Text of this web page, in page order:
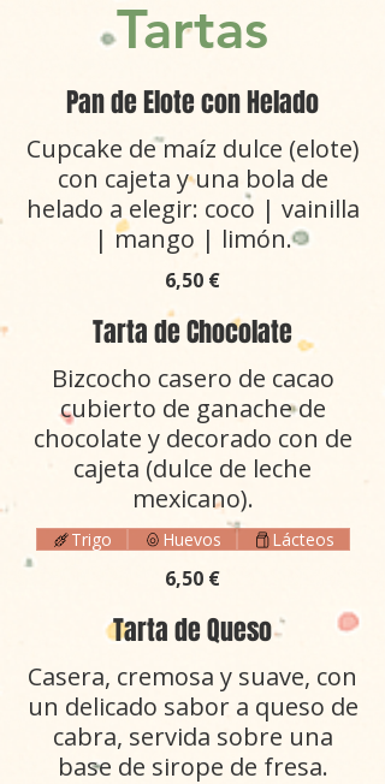
Tartas
Pan de Elote con Helado
Cupcake de maíz dulce (elote)
con cajeta y una bola de
helado a elegir: coco | vainilla
| mango | limón.
6,50 €
Tarta de Chocolate
Bizcocho casero de cacao
cubierto de ganache de
chocolate y decorado con de
cajeta (dulce de leche
mexicano).
6,50 €
Trigo Huevos Lácteos
Tarta de Queso
Casera, cremosa y suave, con
un delicado sabor a queso de
cabra, servida sobre una
base de sirope de fresa.